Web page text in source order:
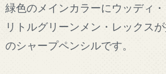
緑色のメインカラーにウッディ
リトルグリーンメン・レックス
のシャープペンシルです。